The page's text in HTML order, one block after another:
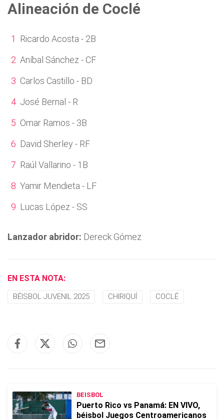
Alineación de Coclé
Ricardo Acosta - 2B
Aníbal Sánchez - CF
Carlos Castillo - BD
José Bernal - R
Omar Ramos - 3B
David Sherley - RF
Raúl Vallarino - 1B
Yamir Mendieta - LF
Lucas López - SS
Lanzador abridor: Dereck Gómez
EN ESTA NOTA:
BÉISBOL JUVENIL 2025 CHIRIQUÍ COCLÉ
BEISBOL
Puerto Rico vs Panamá: EN VIVO,
béisbol Juegos Centroamericanos